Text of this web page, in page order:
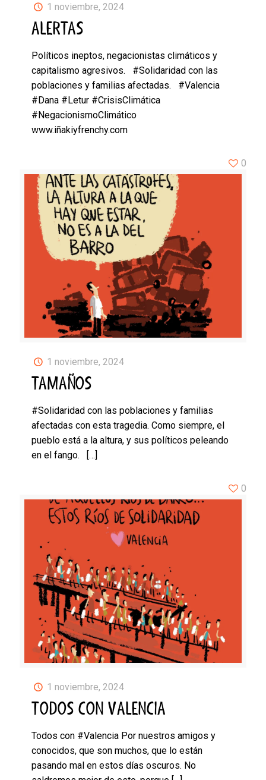
1 noviembre, 2024
ALERTAS
Políticos ineptos, negacionistas climáticos y
capitalismo agresivos. #Solidaridad con las
poblaciones y familias afectadas. #Valencia
#Dana #Letur #CrisisClimática
#NegacionismoClimático
www.iñakiyfrenchy.com
1 noviembre, 2024
TAMAÑOS
#Solidaridad con las poblaciones y familias
afectadas con esta tragedia. Como siempre, el
pueblo está a la altura, y sus políticos peleando
en el fango.
[…]
0
1 noviembre, 2024
TODOS CON VALENCIA
Todos con #Valencia Por nuestros amigos y
conocidos, que son muchos, que lo están
pasando mal en estos días oscuros. No
0